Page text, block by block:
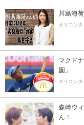
川島海
オリコン
マクド
園」
オリコン
森崎ウ
ん！